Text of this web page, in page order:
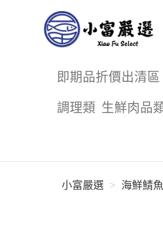
即期品折價出清區
調理類 生鮮肉品
小富嚴選 海鮮鯖